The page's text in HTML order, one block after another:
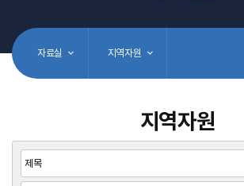
자료실 지역자원
지역자원